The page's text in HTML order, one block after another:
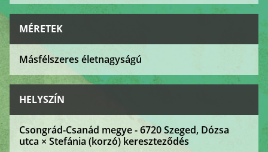
MÉRETEK
Másfélszeres életnagyságú
HELYSZÍN
Csongrád-Csanád megye - 6720 Szeged, Dózsa
utca × Stefánia (korzó) kereszteződés